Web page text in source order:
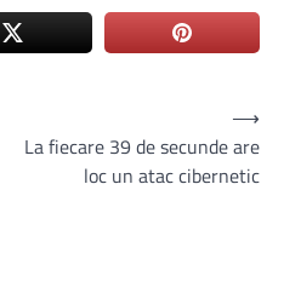
La fiecare 39 de secunde are
loc un atac cibernetic
⟶